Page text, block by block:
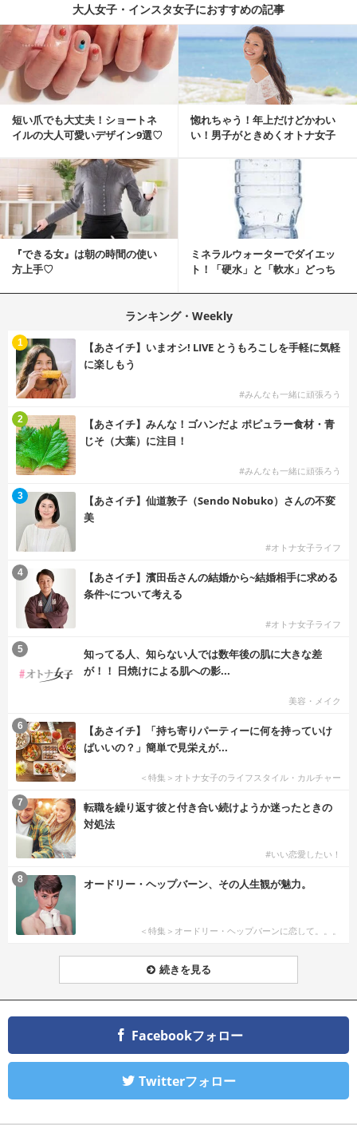
大人女子・インスタ女子におすすめの記事
短い爪でも大丈夫！ショートネ
イルの大人可愛いデザイン9選♡
惚れちゃう！年上だけどかわい
い！男子がときめくオトナ女子
『できる女』は朝の時間の使い
方上手♡
ミネラルウォーターでダイエッ
ト！「硬水」と「軟水」どっち
ランキング・Weekly
【あさイチ】いまオシ! LIVE とうもろこしを手軽に気軽
に楽しもう
#みんなも一緒に頑張ろう
1
【あさイチ】みんな！ゴハンだよ ポピュラー食材・青
じそ（大葉）に注目！
#みんなも一緒に頑張ろう
2
【あさイチ】仙道敦子（Sendo Nobuko）さんの不変
美
#オトナ女子ライフ
3
【あさイチ】濱田岳さんの結婚から~結婚相手に求める
条件~について考える
#オトナ女子ライフ
4
知ってる人、知らない人では数年後の肌に大きな差
が！！ 日焼けによる肌への影...
美容・メイク
5
【あさイチ】「持ち寄りパーティーに何を持っていけ
ばいいの？」簡単で見栄えが...
＜特集＞オトナ女子のライフスタイル・カルチャー
6
転職を繰り返す彼と付き合い続けようか迷ったときの
対処法
#いい恋愛したい！
7
オードリー・ヘップバーン、その人生観が魅力。
＜特集＞オードリー・ヘップバーンに恋して。。。
8
続きを見る
Facebookフォロー
Twitterフォロー